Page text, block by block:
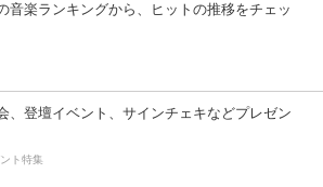
音楽ランキングから、ヒットの推移をチェッ
、登壇イベント、サインチェキなどプレゼン
ト特集